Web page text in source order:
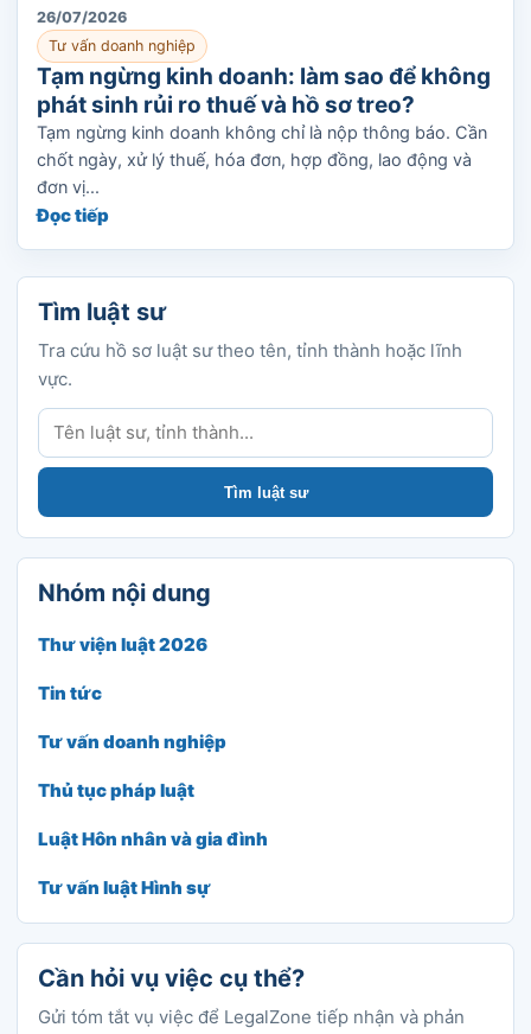
26/07/2026
Tư vấn doanh nghiệp
Tạm ngừng kinh doanh: làm sao để không
phát sinh rủi ro thuế và hồ sơ treo?
Tạm ngừng kinh doanh không chỉ là nộp thông báo. Cần
chốt ngày, xử lý thuế, hóa đơn, hợp đồng, lao động và
đơn vị...
Đọc tiếp
Tìm luật sư
Tra cứu hồ sơ luật sư theo tên, tỉnh thành hoặc lĩnh
vực.
Tìm luật sư
Tìm luật sư
Nhóm nội dung
Thư viện luật 2026
Tin tức
Tư vấn doanh nghiệp
Thủ tục pháp luật
Luật Hôn nhân và gia đình
Tư vấn luật Hình sự
Cần hỏi vụ việc cụ thể?
Gửi tóm tắt vụ việc để LegalZone tiếp nhận và phản